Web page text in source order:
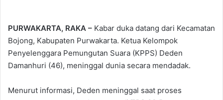
PURWAKARTA, RAKA – Kabar duka datang dari Kecamatan
Bojong, Kabupaten Purwakarta. Ketua Kelompok
Penyelenggara Pemungutan Suara (KPPS) Deden
Damanhuri (46), meninggal dunia secara mendadak.
Menurut informasi, Deden meninggal saat proses